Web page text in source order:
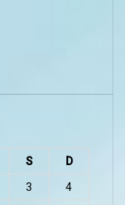
S D
3 4